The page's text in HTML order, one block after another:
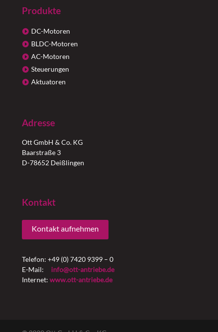
Produkte
DC-Motoren
BLDC-Motoren
AC-Motoren
Steuerungen
Aktuatoren
Adresse
Ott GmbH & Co. KG
Baarstraße 3
D-78652 Deißlingen
Kontakt
Kontakt aufnehmen
Telefon: +49 (0) 7420 9399 – 0
E-Mail: info@ott-antriebe.de
Internet: www.ott-antriebe.de